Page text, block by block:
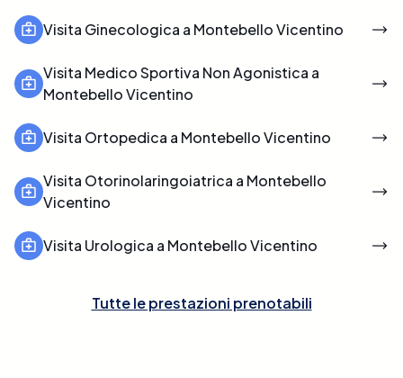
Visita Ginecologica a Montebello Vicentino
Visita Medico Sportiva Non Agonistica a
Montebello Vicentino
Visita Ortopedica a Montebello Vicentino
Visita Otorinolaringoiatrica a Montebello
Vicentino
Visita Urologica a Montebello Vicentino
Tutte le prestazioni prenotabili